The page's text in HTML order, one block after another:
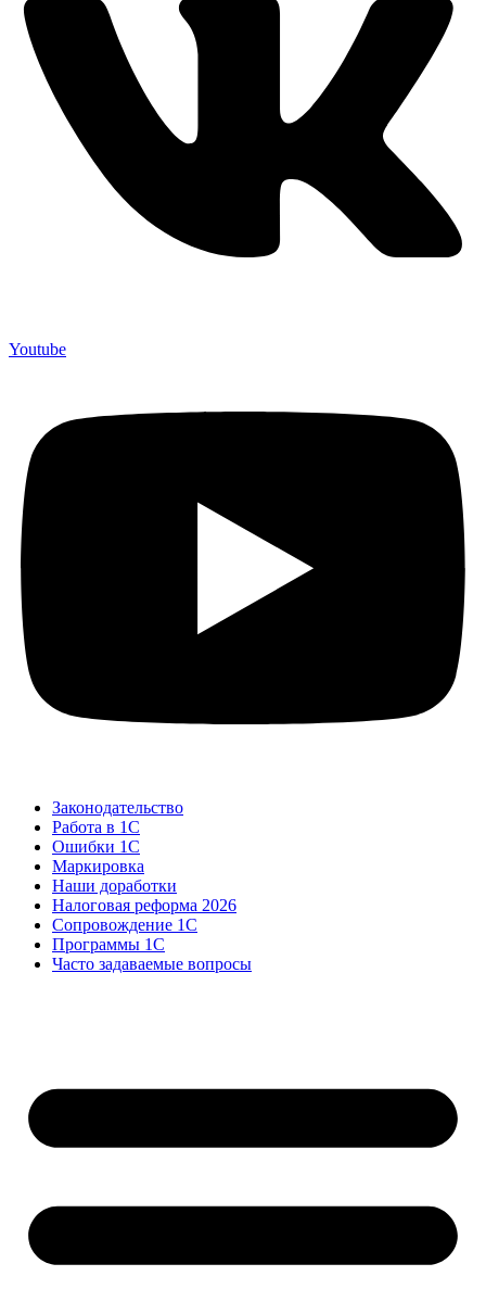
Youtube
Законодательство
Работа в 1С
Ошибки 1С
Маркировка
Наши доработки
Налоговая реформа 2026
Сопровождение 1С
Программы 1С
Часто задаваемые вопросы